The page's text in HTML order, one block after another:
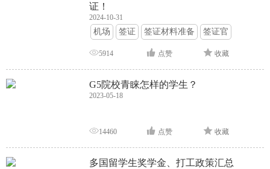
证！
2024-10-31
机场 签证 签证材料准备 签证官
签证面试 签证申请攻略
5914 点赞 收藏
G5院校青睐怎样的学生？
2023-05-18
14460 点赞 收藏
多国留学生奖学金、打工政策汇总